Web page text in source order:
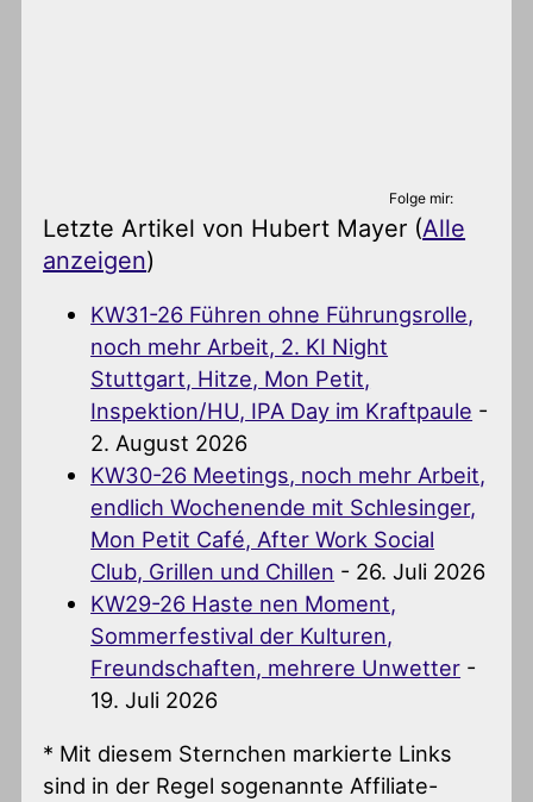
Folge mir:
Letzte Artikel von Hubert Mayer (Alle
anzeigen)
KW31-26 Führen ohne Führungsrolle,
noch mehr Arbeit, 2. KI Night
Stuttgart, Hitze, Mon Petit,
Inspektion/HU, IPA Day im Kraftpaule -
2. August 2026
KW30-26 Meetings, noch mehr Arbeit,
endlich Wochenende mit Schlesinger,
Mon Petit Café, After Work Social
Club, Grillen und Chillen - 26. Juli 2026
KW29-26 Haste nen Moment,
Sommerfestival der Kulturen,
Freundschaften, mehrere Unwetter -
19. Juli 2026
* Mit diesem Sternchen markierte Links
sind in der Regel sogenannte Affiliate-